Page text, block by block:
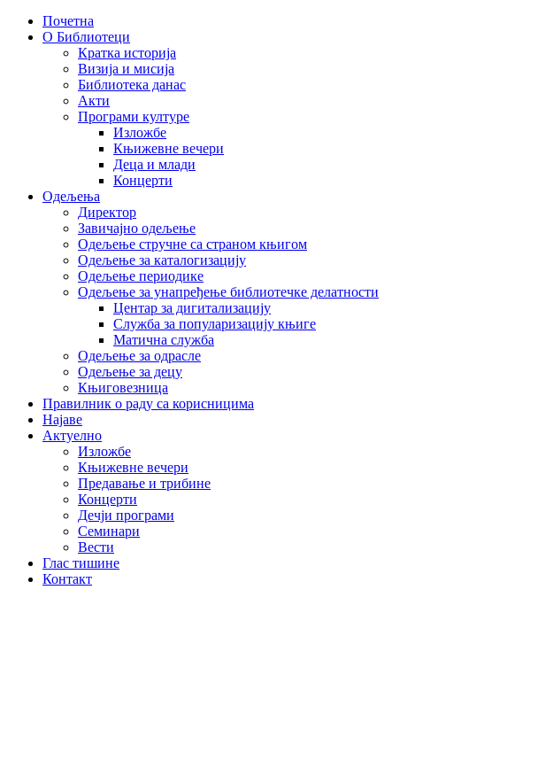
Почетна
О Библиотеци
Кратка историја
Визија и мисија
Библиотека данас
Акти
Програми културе
Изложбе
Књижевне вечери
Деца и млади
Концерти
Одељења
Директор
Завичајно одељење
Одељење стручне са страном књигом
Одељење за каталогизацију
Одељење периодике
Одељење за унапређење библиотечке делатности
Центар за дигитализацију
Служба за популаризацију књиге
Матична служба
Одељење за одрасле
Одељење за децу
Књиговезница
Правилник о раду са корисницима
Најаве
Актуелно
Изложбе
Књижевне вечери
Предавање и трибине
Концерти
Дечји програми
Семинари
Вести
Глас тишине
Контакт